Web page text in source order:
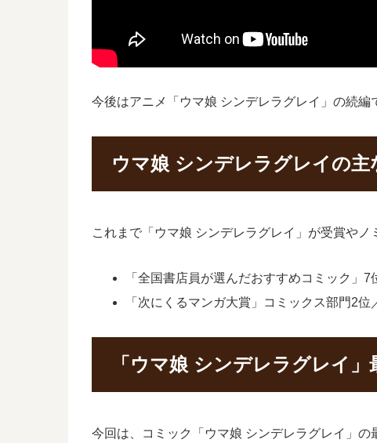
今後はアニメ「ウマ娘 シンデレラグレイ」の続編
ウマ娘 シンデレラグレイの主
これまで「ウマ娘 シンデレラグレイ」が受賞や
「全国書店員が選んだおすすめコミック」7
「次にくるマンガ大賞」コミックス部門2位
「ウマ娘 シンデレラグレイ
今回は、コミック「ウマ娘 シンデレラグレイ」